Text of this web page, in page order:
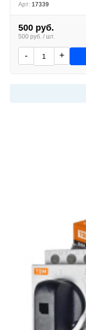
Арт: 17339
500 руб.
500 руб. / шт.
- +